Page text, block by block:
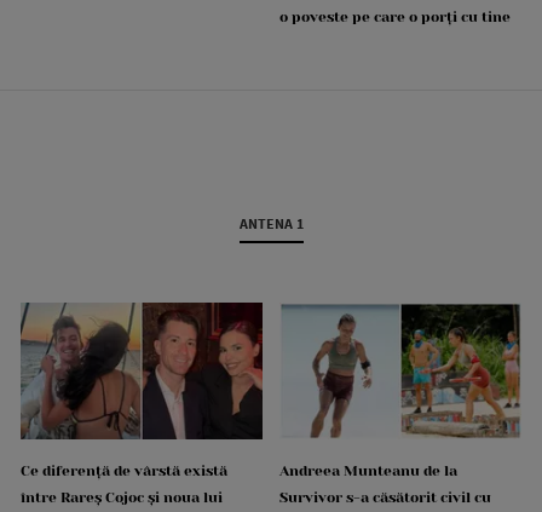
o poveste pe care o porți cu tine
ANTENA 1
Ce diferență de vârstă există
între Rareș Cojoc și noua lui
Andreea Munteanu de la
Survivor s-a căsătorit civil cu